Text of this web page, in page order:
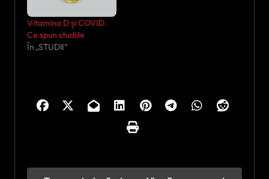
Vitamina D și COVID.
Ce spun studiile
În „STUDII”